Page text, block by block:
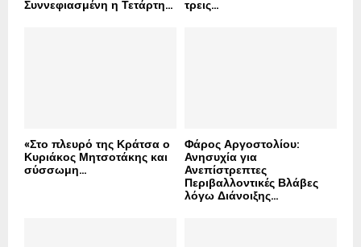
Συννεφιασμένη η Τετάρτη...
τρεις...
«Στο πλευρό της Κράτσα ο
Κυριάκος Μητσοτάκης και
σύσσωμη...
Φάρος Αργοστολίου:
Ανησυχία για
Ανεπίστρεπτες
Περιβαλλοντικές Βλάβες
λόγω Διάνοιξης...